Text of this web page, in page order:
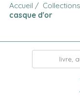
Accueil / Collections
casque d'or